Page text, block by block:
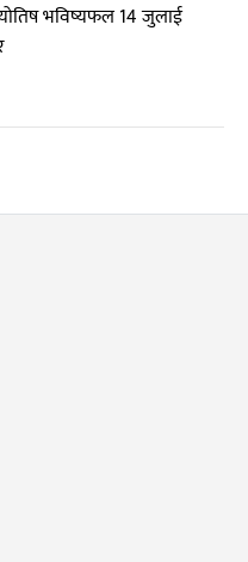
भविष्यफल 14 जुलाई